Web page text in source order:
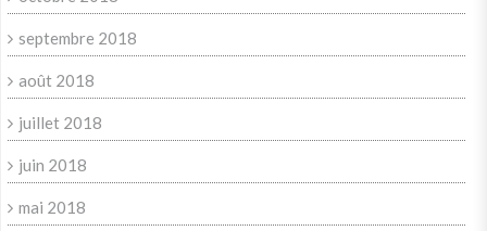
septembre 2018
août 2018
juillet 2018
juin 2018
mai 2018